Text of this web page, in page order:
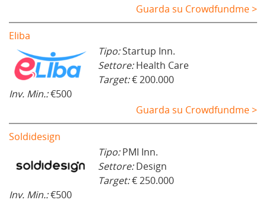
Guarda su Crowdfundme >
Eliba
Tipo:Startup Inn.
Settore:Health Care
Target:€ 200.000
Inv. Min.:€500
Guarda su Crowdfundme >
Soldidesign
Tipo:PMI Inn.
Settore:Design
Target:€ 250.000
Inv. Min.:€500